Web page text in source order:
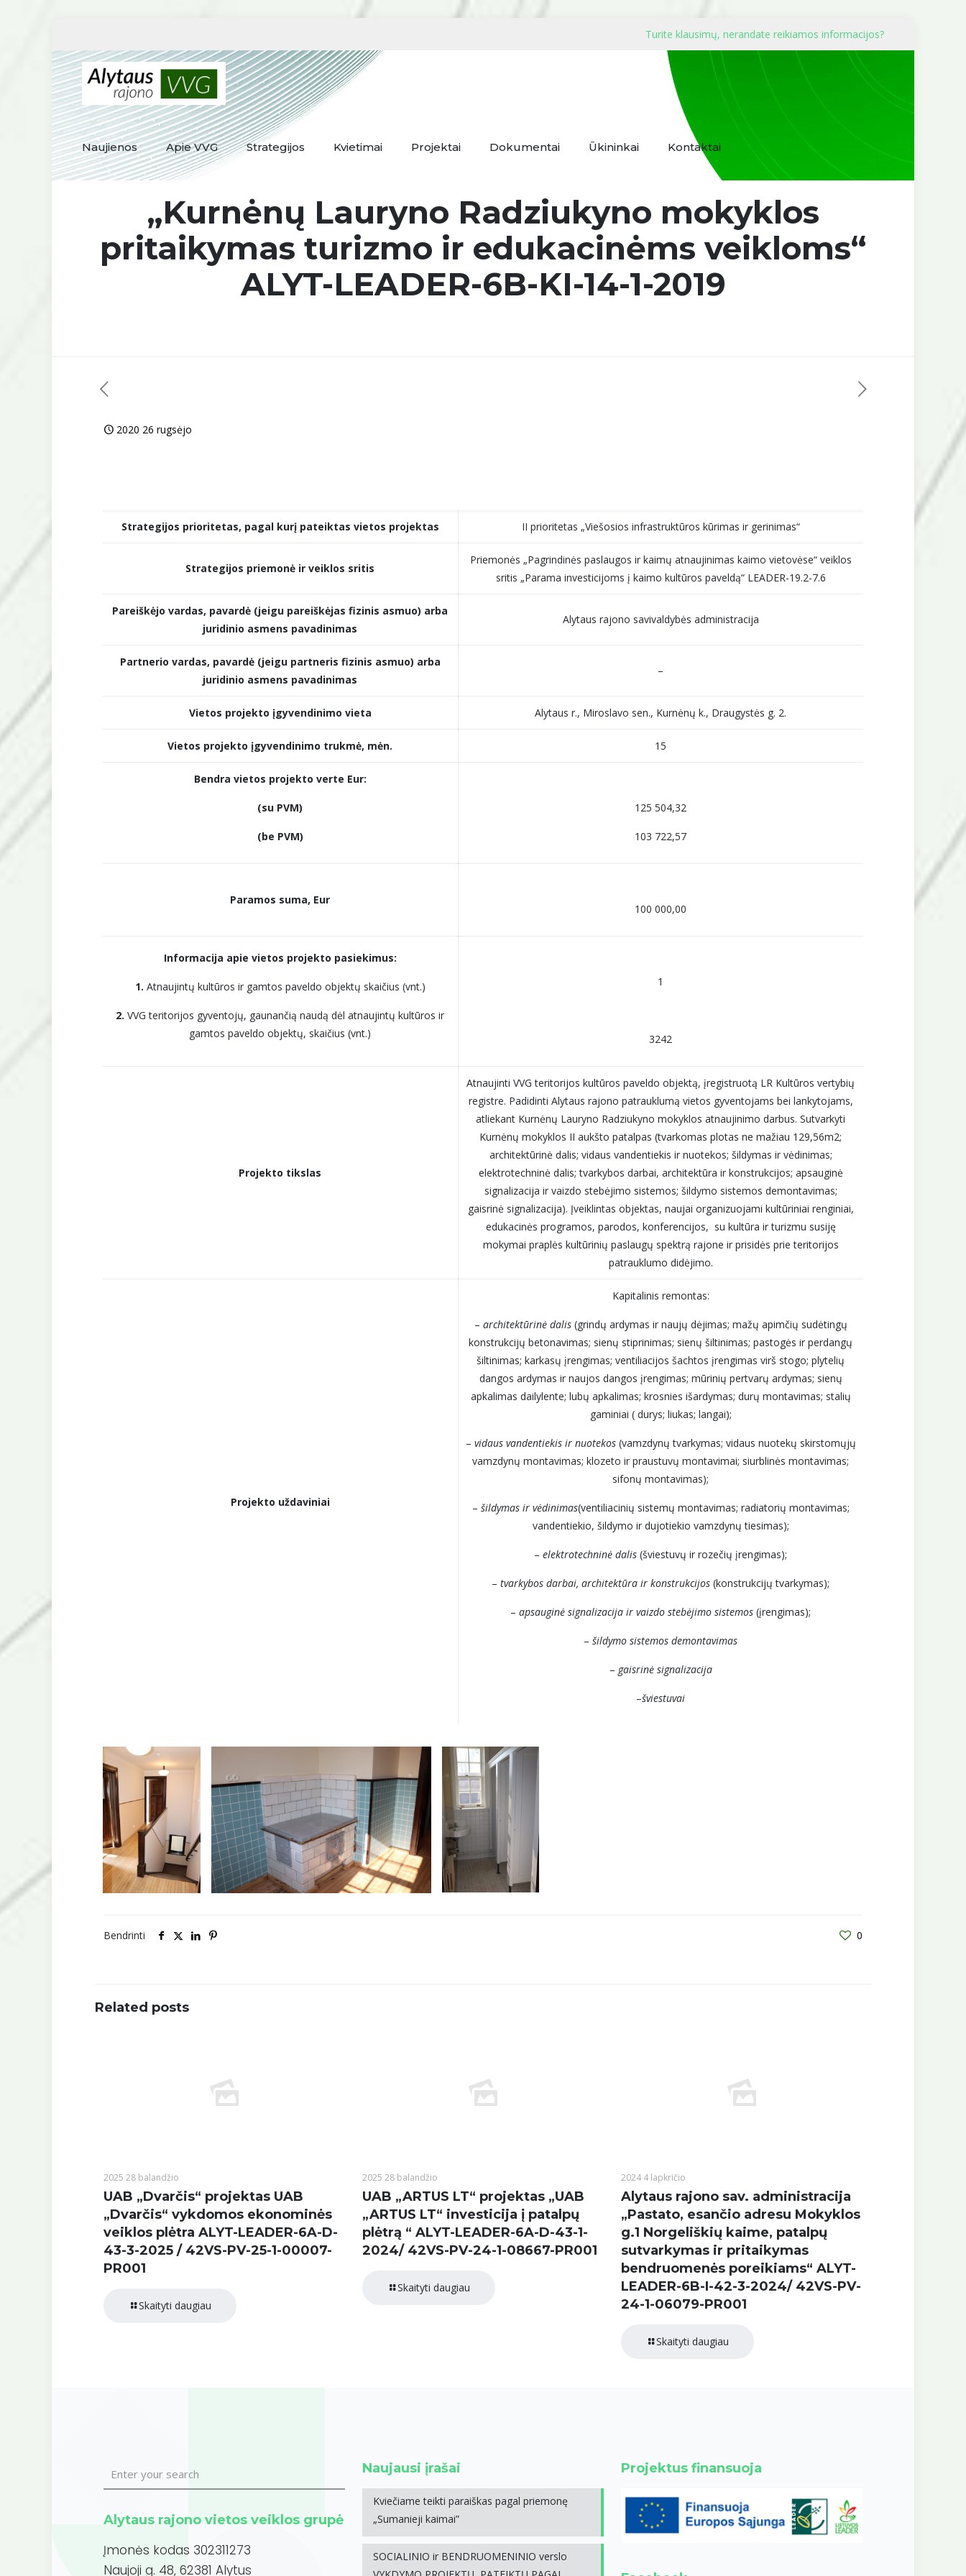
Turite klausimų, nerandate reikiamos informacijos?
Naujienos Apie VVG Strategijos Kvietimai Projektai Dokumentai Ūkininkai Kontaktai
„Kurnėnų Lauryno Radziukyno mokyklos
pritaikymas turizmo ir edukacinėms veikloms“
ALYT-LEADER-6B-KI-14-1-2019
2020 26 rugsėjo
Strategijos prioritetas, pagal kurį pateiktas vietos projektas II prioritetas „Viešosios infrastruktūros kūrimas ir gerinimas“
Strategijos priemonė ir veiklos sritis
Priemonės „Pagrindinės paslaugos ir kaimų atnaujinimas kaimo vietovėse“ veiklos
sritis „Parama investicijoms į kaimo kultūros paveldą“ LEADER-19.2-7.6
Pareiškėjo vardas, pavardė (jeigu pareiškėjas fizinis asmuo) arba
juridinio asmens pavadinimas
Alytaus rajono savivaldybės administracija
Partnerio vardas, pavardė (jeigu partneris fizinis asmuo) arba
juridinio asmens pavadinimas
–
Vietos projekto įgyvendinimo vieta Alytaus r., Miroslavo sen., Kurnėnų k., Draugystės g. 2.
Vietos projekto įgyvendinimo trukmė, mėn. 15
Bendra vietos projekto verte Eur:
(su PVM)
(be PVM)
125 504,32
103 722,57
Paramos suma, Eur
100 000,00
Informacija apie vietos projekto pasiekimus:
1. Atnaujintų kultūros ir gamtos paveldo objektų skaičius (vnt.)
2.VVG teritorijos gyventojų, gaunančią naudą dėl atnaujintų kultūros ir
gamtos paveldo objektų, skaičius (vnt.)
1
3242
Projekto tikslas
Atnaujinti VVG teritorijos kultūros paveldo objektą, įregistruotą LR Kultūros vertybių
registre. Padidinti Alytaus rajono patrauklumą vietos gyventojams bei lankytojams,
atliekant Kurnėnų Lauryno Radziukyno mokyklos atnaujinimo darbus. Sutvarkyti
Kurnėnų mokyklos II aukšto patalpas (tvarkomas plotas ne mažiau 129,56m2;
architektūrinė dalis; vidaus vandentiekis ir nuotekos; šildymas ir vėdinimas;
elektrotechninė dalis; tvarkybos darbai, architektūra ir konstrukcijos; apsauginė
signalizacija ir vaizdo stebėjimo sistemos; šildymo sistemos demontavimas;
gaisrinė signalizacija). Įveiklintas objektas, naujai organizuojami kultūriniai renginiai,
edukacinės programos, parodos, konferencijos, su kultūra ir turizmu susiję
mokymai praplės kultūrinių paslaugų spektrą rajone ir prisidės prie teritorijos
patrauklumo didėjimo.
Projekto uždaviniai
Kapitalinis remontas:
– architektūrinė dalis(grindų ardymas ir naujų dėjimas; mažų apimčių sudėtingų
konstrukcijų betonavimas; sienų stiprinimas; sienų šiltinimas; pastogės ir perdangų
šiltinimas; karkasų įrengimas; ventiliacijos šachtos įrengimas virš stogo; plytelių
dangos ardymas ir naujos dangos įrengimas; mūrinių pertvarų ardymas; sienų
apkalimas dailylente; lubų apkalimas; krosnies išardymas; durų montavimas; stalių
gaminiai ( durys; liukas; langai);
– vidaus vandentiekis ir nuotekos(vamzdynų tvarkymas; vidaus nuotekų skirstomųjų
vamzdynų montavimas; klozeto ir praustuvų montavimai; siurblinės montavimas;
sifonų montavimas);
– šildymas ir vėdinimas(ventiliacinių sistemų montavimas; radiatorių montavimas;
vandentiekio, šildymo ir dujotiekio vamzdynų tiesimas);
–elektrotechninė dalis (šviestuvų ir rozečių įrengimas);
–tvarkybos darbai, architektūra ir konstrukcijos (konstrukcijų tvarkymas);
–apsauginė signalizacija ir vaizdo stebėjimo sistemos (įrengimas);
–šildymo sistemos demontavimas
– gaisrinė signalizacija
–šviestuvai
Bendrinti 0
Related posts
2025 28 balandžio
UAB „Dvarčis“ projektas UAB
„Dvarčis“ vykdomos ekonominės
veiklos plėtra ALYT-LEADER-6A-D-
43-3-2025 / 42VS-PV-25-1-00007-
PR001
Skaityti daugiau
2025 28 balandžio
UAB „ARTUS LT“ projektas „UAB
„ARTUS LT“ investicija į patalpų
plėtrą “ ALYT-LEADER-6A-D-43-1-
2024/ 42VS-PV-24-1-08667-PR001
Skaityti daugiau
2024 4 lapkričio
Alytaus rajono sav. administracija
„Pastato, esančio adresu Mokyklos
g.1 Norgeliškių kaime, patalpų
sutvarkymas ir pritaikymas
bendruomenės poreikiams“ ALYT-
LEADER-6B-I-42-3-2024/ 42VS-PV-
24-1-06079-PR001
Skaityti daugiau
Alytaus rajono vietos veiklos grupė
Įmonės kodas 302311273
Naujoji g. 48, 62381 Alytus
Naujausi įrašai
Kviečiame teikti paraiškas pagal priemonę
„Sumanieji kaimai”
SOCIALINIO ir BENDRUOMENINIO verslo
Projektus finansuoja